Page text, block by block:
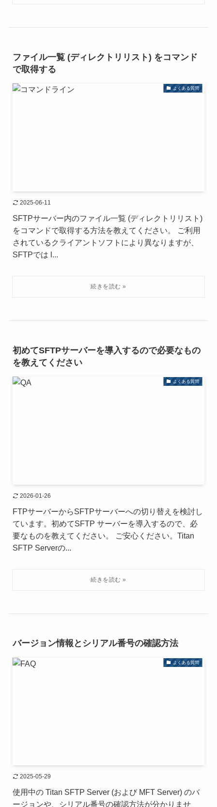
ファイル一覧 (ディレクトリリスト) をコマンド
で取得する
よくある質問
2025-06-11
SFTPサーバー内のファイル一覧 (ディレクトリリスト)
をコマンドで取得する方法を教えてください。 ご利用
されているクライアントソフトにより異なりますが、
SFTPでは l...
初めてSFTPサーバーを導入するので必要なもの
を教えてください
よくある質問
2026-01-26
FTPサーバーからSFTPサーバーへの切り替えを検討し
ています。初めてSFTP サーバーを導入するので、必
要なものを教えてください。 ご安心ください。Titan
SFTP Serverの...
バージョン情報とシリアル番号の確認方法
よくある質問
2025-05-29
使用中の Titan SFTP Server (および MFT Server) のバ
ージョンや、シリアル番号の確認方法が分かりませ